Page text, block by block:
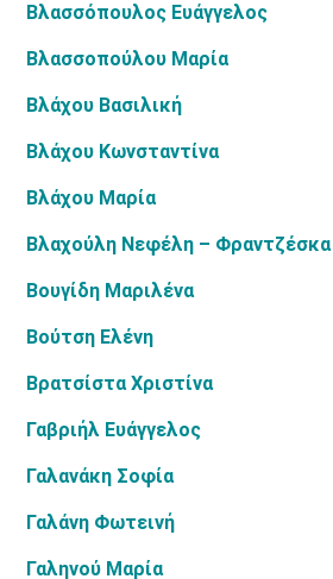
Βλασσόπουλος Ευάγγελος
Βλασσοπούλου Μαρία
Βλάχου Βασιλική
Βλάχου Κωνσταντίνα
Βλάχου Μαρία
Βλαχούλη Νεφέλη – Φραντζέσκα
Βουγίδη Μαριλένα
Βούτση Ελένη
Βρατσίστα Χριστίνα
Γαβριήλ Ευάγγελος
Γαλανάκη Σοφία
Γαλάνη Φωτεινή
Γαληνού Μαρία